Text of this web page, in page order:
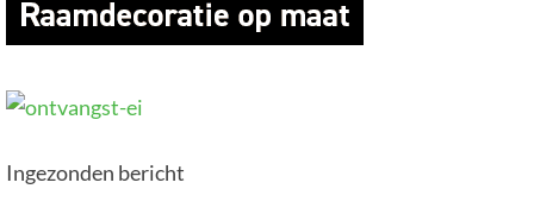
Ingezonden bericht